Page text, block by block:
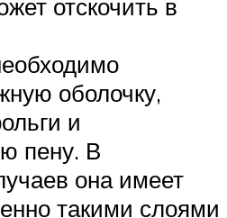
отскочить в
оболочку,
и
пену. В
она имеет
такими слоями